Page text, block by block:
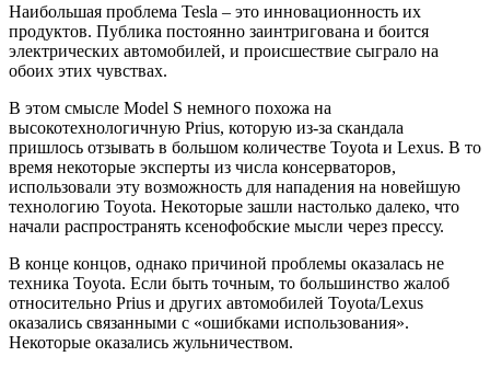
Наибольшая проблема Tesla – это инновационность их
продуктов. Публика постоянно заинтригована и боится
электрических автомобилей, и происшествие сыграло на
обоих этих чувствах.
В этом смысле Model S немного похожа на
высокотехнологичную Prius, которую из-за скандала
пришлось отзывать в большом количестве Toyota и Lexus. В то
время некоторые эксперты из числа консерваторов,
использовали эту возможность для нападения на новейшую
технологию Toyota. Некоторые зашли настолько далеко, что
начали распространять ксенофобские мысли через прессу.
В конце концов, однако причиной проблемы оказалась не
техника Toyota. Если быть точным, то большинство жалоб
относительно Prius и других автомобилей Toyota/Lexus
оказались связанными с «ошибками использования».
Некоторые оказались жульничеством.